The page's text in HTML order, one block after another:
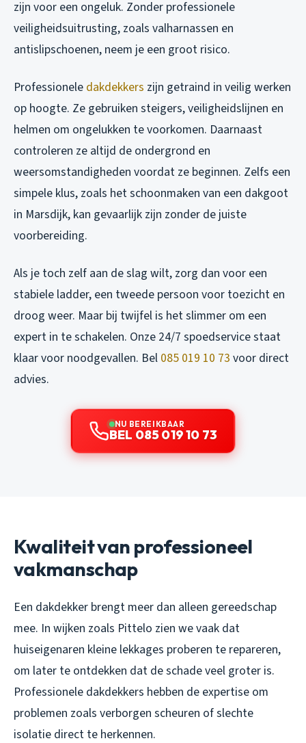
zijn voor een ongeluk. Zonder professionele
veiligheidsuitrusting, zoals valharnassen en
antislipschoenen, neem je een groot risico.
Professionele dakdekkers zijn getraind in veilig werken
op hoogte. Ze gebruiken steigers, veiligheidslijnen en
helmen om ongelukken te voorkomen. Daarnaast
controleren ze altijd de ondergrond en
weersomstandigheden voordat ze beginnen. Zelfs een
simpele klus, zoals het schoonmaken van een dakgoot
in Marsdijk, kan gevaarlijk zijn zonder de juiste
voorbereiding.
Als je toch zelf aan de slag wilt, zorg dan voor een
stabiele ladder, een tweede persoon voor toezicht en
droog weer. Maar bij twijfel is het slimmer om een
expert in te schakelen. Onze 24/7 spoedservice staat
klaar voor noodgevallen. Bel 085 019 10 73 voor direct
advies.
NU BEREIKBAAR
BEL 085 019 10 73
Kwaliteit van professioneel
vakmanschap
Een dakdekker brengt meer dan alleen gereedschap
mee. In wijken zoals Pittelo zien we vaak dat
huiseigenaren kleine lekkages proberen te repareren,
om later te ontdekken dat de schade veel groter is.
Professionele dakdekkers hebben de expertise om
problemen zoals verborgen scheuren of slechte
isolatie direct te herkennen.